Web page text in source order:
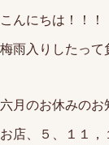
こんにちは！！！
梅雨入りしたって
六月のお休みの
お店、５、１１，